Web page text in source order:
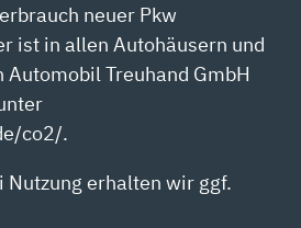
neuer Pkw
ist in allen Autohäusern und
Automobil Treuhand GmbH
co2/.
erhalten wir ggf.